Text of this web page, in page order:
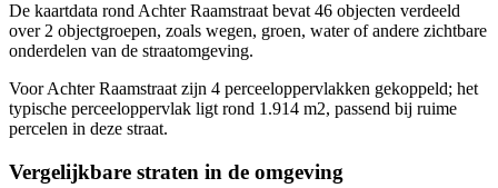
De kaartdata rond Achter Raamstraat bevat 46 objecten verdeeld
over 2 objectgroepen, zoals wegen, groen, water of andere zichtbare
onderdelen van de straatomgeving.
Voor Achter Raamstraat zijn 4 perceeloppervlakken gekoppeld; het
typische perceeloppervlak ligt rond 1.914 m2, passend bij ruime
percelen in deze straat.
Vergelijkbare straten in de omgeving